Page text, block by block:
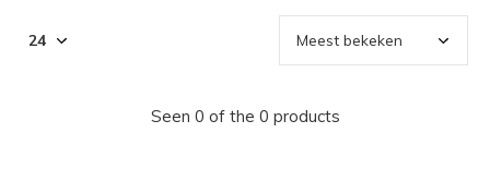
Seen 0 of the 0 products